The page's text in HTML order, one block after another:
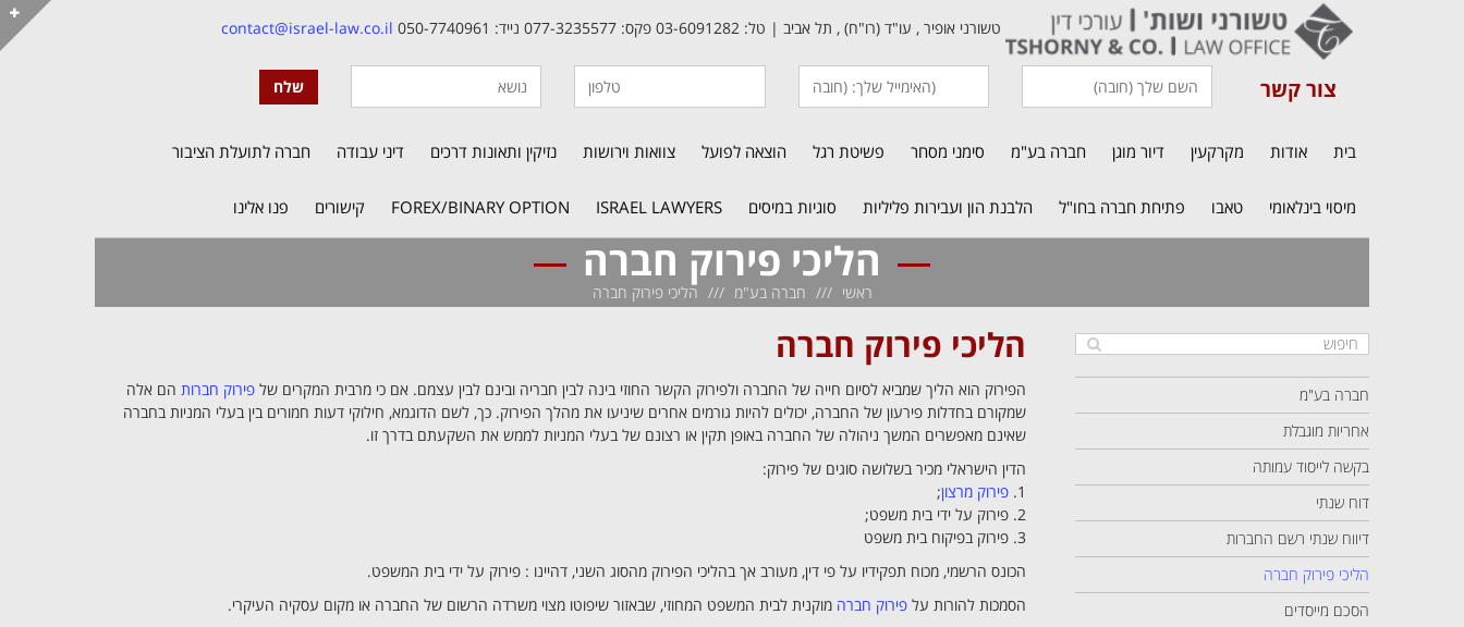
טשורני אופיר , עו"ד (רו"ח) , תל אביב | טל: 03-6091282 פקס: 077-3235577 נייד: 050-7740961 contact@israel-law.co.il
צור קשר
בית אודות מקרקעין דיור מוגן חברה בע"מ סימני מסחר פשיטת רגל הוצאה לפועל צוואות וירושות נזיקין ותאונות דרכים דיני עבודה חברה לתועלת הציבור
מיסוי בינלאומי טאבו פתיחת חברה בחו"ל הלבנת הון ועבירות פליליות סוגיות במיסים ISRAEL LAWYERS
FOREX/BINARY OPTION קישורים פנו אלינו
הליכי פירוק חברה
ראשי חברה בע"מ הליכי פירוק חברה
הליכי פירוק חברה
הפירוק הוא הליך שמביא לסיום חייה של החברה ולפירוק הקשר החוזי בינה לבין חבריה ובינם לבין עצמם. אם כי מרבית המקרים של פירוק חברות הם אלה
שמקורם בחדלות פירעון של החברה, יכולים להיות גורמים אחרים שיניעו את מהלך הפירוק. כך, לשם הדוגמא, חילוקי דעות חמורים בין בעלי המניות בחברה
שאינם מאפשרים המשך ניהולה של החברה באופן תקין או רצונם של בעלי המניות לממש את השקעתם בדרך זו.
הדין הישראלי מכיר בשלושה סוגים של פירוק:
1. פירוק מרצון;
2. פירוק על ידי בית משפט;
3. פירוק בפיקוח בית משפט
הכונס הרשמי, מכוח תפקידיו על פי דין, מעורב אך בהליכי הפירוק מהסוג השני, דהיינו : פירוק על ידי בית המשפט.
הסמכות להורות על פירוק חברה מוקנית לבית המשפט המחוזי, שבאזור שיפוטו מצוי משרדה הרשום של החברה או מקום עסקיה העיקרי.
חברה בע"מ
אחריות מוגבלת
בקשה לייסוד עמותה
דוח שנתי
דיווח שנתי רשם החברות
הליכי פירוק חברה
הסכם מייסדים